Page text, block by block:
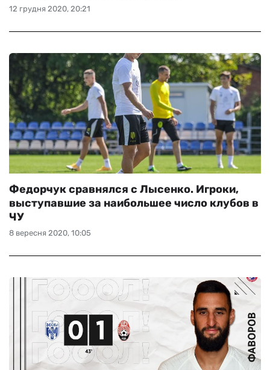
12 грудня 2020, 20:21
8 вересня 2020, 10:05
Федорчук сравнялся с Лысенко. Игроки,
выступавшие за наибольшее число клубов в
ЧУ